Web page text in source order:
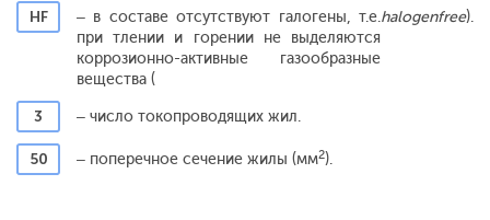
HF
– в составе отсутствуют галогены, т.е.
при тлении и горении не выделяются
коррозионно-активные газообразные
вещества (
halogenfree).
3 – число токопроводящих жил.
50 – поперечное сечение жилы (мм2).